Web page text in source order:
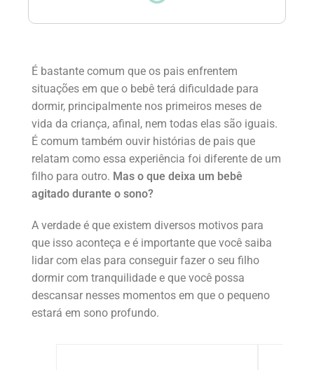
É bastante comum que os pais enfrentem
situações em que o bebê terá dificuldade para
dormir, principalmente nos primeiros meses de
vida da criança, afinal, nem todas elas são iguais.
É comum também ouvir histórias de pais que
relatam como essa experiência foi diferente de um
filho para outro. Mas o que deixa um bebê
agitado durante o sono?
A verdade é que existem diversos motivos para
que isso aconteça e é importante que você saiba
lidar com elas para conseguir fazer o seu filho
dormir com tranquilidade e que você possa
descansar nesses momentos em que o pequeno
estará em sono profundo.